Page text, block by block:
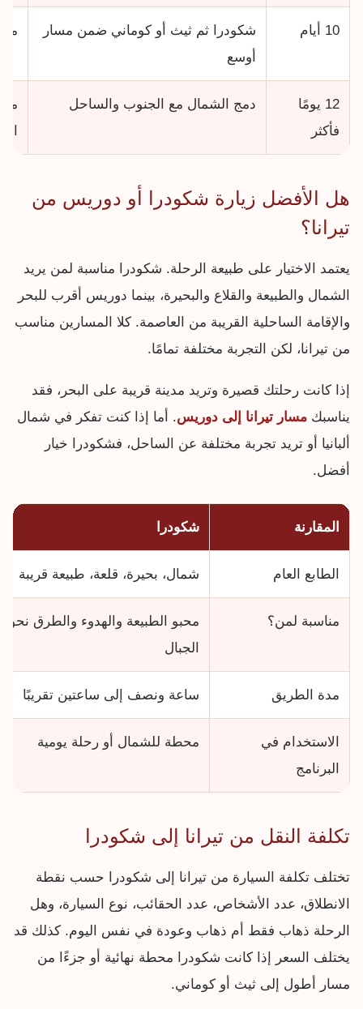
10 أيام
شكودرا ثم ثيث أو كوماني ضمن مسار
أوسع
12 يومًا
فأكثر
دمج الشمال مع الجنوب والساحل
من
هل الأفضل زيارة شكودرا أو دوريس من
تيرانا؟
يعتمد الاختيار على طبيعة الرحلة. شكودرا مناسبة لمن يريد
الشمال والطبيعة والقلاع والبحيرة، بينما دوريس أقرب للبحر
والإقامة الساحلية القريبة من العاصمة. كلا المسارين مناسب
من تيرانا، لكن التجربة مختلفة تمامًا.
إذا كانت رحلتك قصيرة وتريد مدينة قريبة على البحر، فقد
يناسبك مسار تيرانا إلى دوريس. أما إذا كنت تفكر في شمال
ألبانيا أو تريد تجربة مختلفة عن الساحل، فشكودرا خيار
أفضل.
المقارنة شكودرا
الطابع العام شمال، بحيرة، قلعة، طبيعة قريبة
مناسبة لمن؟
محبو الطبيعة والهدوء والطرق نحو
الجبال
مدة الطريق ساعة ونصف إلى ساعتين تقريبًا
الاستخدام في
البرنامج
محطة للشمال أو رحلة يومية
تكلفة النقل من تيرانا إلى شكودرا
تختلف تكلفة السيارة من تيرانا إلى شكودرا حسب نقطة
الانطلاق، عدد الأشخاص، عدد الحقائب، نوع السيارة، وهل
الرحلة ذهاب فقط أم ذهاب وعودة في نفس اليوم. كذلك قد
يختلف السعر إذا كانت شكودرا محطة نهائية أو جزءًا من
مسار أطول إلى ثيث أو كوماني.